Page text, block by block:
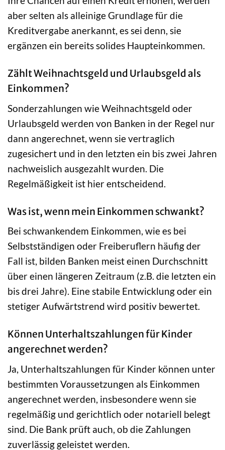
aber selten als alleinige Grundlage für die
Kreditvergabe anerkannt, es sei denn, sie
ergänzen ein bereits solides Haupteinkommen.
Zählt Weihnachtsgeld und Urlaubsgeld als
Einkommen?
Sonderzahlungen wie Weihnachtsgeld oder
Urlaubsgeld werden von Banken in der Regel nur
dann angerechnet, wenn sie vertraglich
zugesichert und in den letzten ein bis zwei Jahren
nachweislich ausgezahlt wurden. Die
Regelmäßigkeit ist hier entscheidend.
Was ist, wenn mein Einkommen schwankt?
Bei schwankendem Einkommen, wie es bei
Selbstständigen oder Freiberuflern häufig der
Fall ist, bilden Banken meist einen Durchschnitt
über einen längeren Zeitraum (z.B. die letzten ein
bis drei Jahre). Eine stabile Entwicklung oder ein
stetiger Aufwärtstrend wird positiv bewertet.
Können Unterhaltszahlungen für Kinder
angerechnet werden?
Ja, Unterhaltszahlungen für Kinder können unter
bestimmten Voraussetzungen als Einkommen
angerechnet werden, insbesondere wenn sie
regelmäßig und gerichtlich oder notariell belegt
sind. Die Bank prüft auch, ob die Zahlungen
zuverlässig geleistet werden.